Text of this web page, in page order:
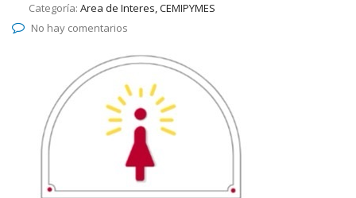
Categoría: Area de Interes, CEMIPYMES
No hay comentarios